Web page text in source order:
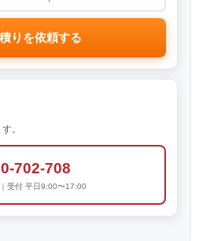
りを依頼する
。
702-708
受付 平日9:00〜17:00